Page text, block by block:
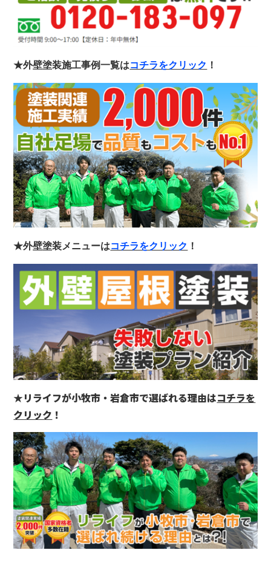
★外壁塗装施工事例一覧はコチラをクリック ！
★外壁塗装メニューはコチラをクリック ！
★リライフが小牧市・岩倉市で選ばれる理由はコチラを
クリック ！